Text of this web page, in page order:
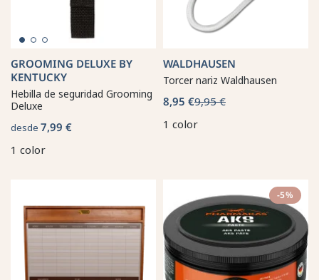
GROOMING DELUXE BY
KENTUCKY
Hebilla de seguridad Grooming
Deluxe
desde 7,99 €
1 color
WALDHAUSEN
Torcer nariz Waldhausen
8,95 €9,95 €
1 color
-5%